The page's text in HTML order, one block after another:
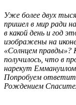
Уже более двух
пришел в мир ради
в какой день и год
изображены на
«Солнцем правды»?
получилось, что в
нарекут
Попробуем
Рождением